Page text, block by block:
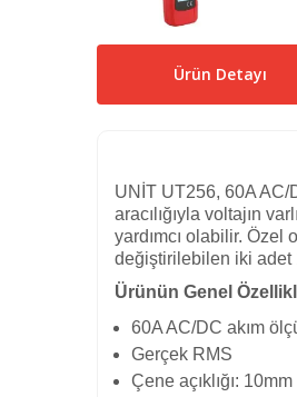
Ürün Detayı
UNİT UT256, 60A AC/
aracılığıyla voltajın
yardımcı olabilir. Özel
değiştirilebilen iki adet
Ürünün Genel
60A AC/DC akım
Gerçek RMS
Çene açıklığı: 10mm